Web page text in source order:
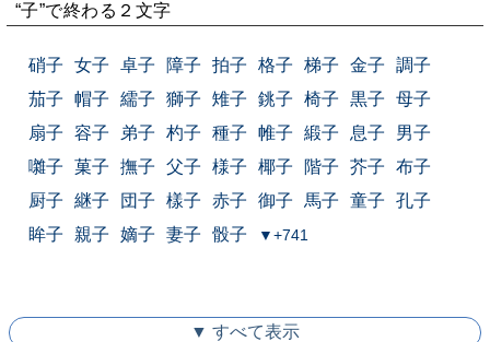
“子”で終わる２文字
硝子 女子 卓子 障子 拍子 格子 梯子 金子
調子
茄子
帽子 繻子 獅子 雉子 銚子 椅子 黒子
母子
扇子
容子 弟子 杓子 種子 帷子 緞子 息子
男子
囃子
菓子 撫子 父子 様子 椰子 階子 芥子
布子
厨子
継子 団子 樣子 赤子 御子 馬子 童子
孔子
眸子
親子 嫡子 妻子 骰子 ▼+741
▼ すべて表示